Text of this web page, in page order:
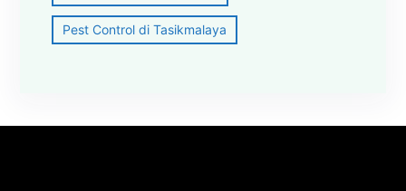
Pest Control di Tasikmalaya